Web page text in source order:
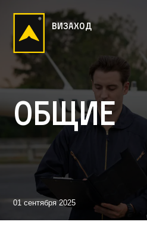
визаход
Общие
01 сентября 2025